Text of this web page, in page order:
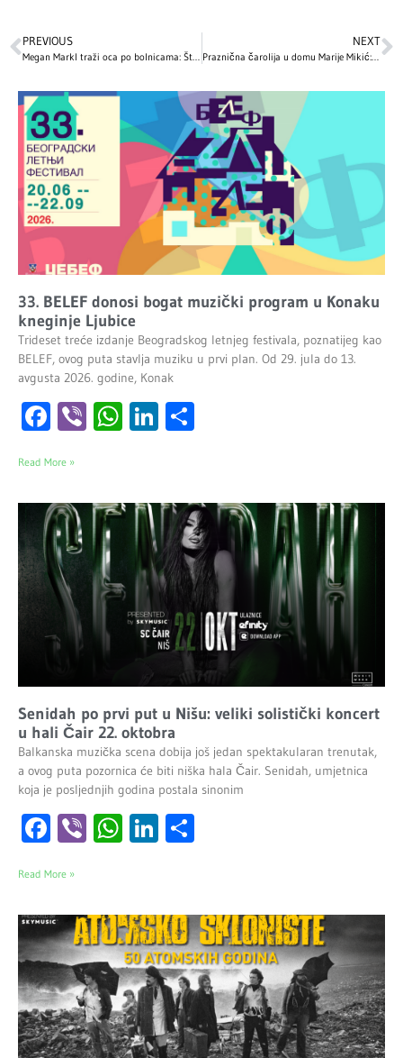
PREVIOUS NEXT
Praznična čarolija u domu Marije Mikić: Pevačica pokazala ko joj je pomagao oko kićenja jelke, pa snimkom oduševila sve (FOTO)
33. BELEF donosi bogat muzički program u Konaku
kneginje Ljubice
Trideset treće izdanje Beogradskog letnjeg festivala, poznatijeg kao
BELEF, ovog puta stavlja muziku u prvi plan. Od 29. jula do 13.
avgusta 2026. godine, Konak
Facebook
ViberWhatsApp
LinkedIn
Read More »
Senidah po prvi put u Nišu: veliki solistički koncert
u hali Čair 22. oktobra
Balkanska muzička scena dobija još jedan spektakularan trenutak,
a ovog puta pozornica će biti niška hala Čair. Senidah, umjetnica
koja je posljednjih godina postala sinonim
Facebook
ViberWhatsApp
LinkedIn
Read More »